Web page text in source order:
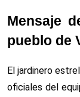
Mensaje
pueblo de
El jardinero
oficiales del